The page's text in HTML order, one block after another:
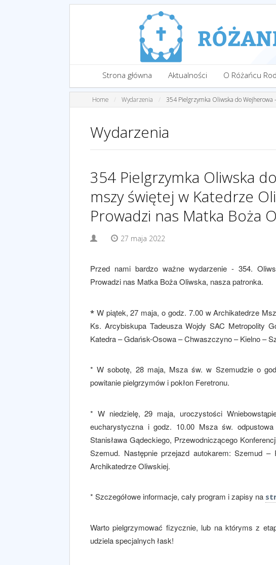
Strona główna Aktualności O Różańcu
Home Wydarzenia 354 Pielgrzymka Oliwska do
Wydarzenia
354 Pielgrzymka Oliwska
mszy świętej w Katedrze
Prowadzi nas Matka Boża
27 maja 2022
Przed nami bardzo ważne wydarzenie - 354.
Prowadzi nas Matka Boża Oliwska, nasza patronka.
* W piątek, 27 maja, o godz. 7.00 w Archikatedrze
Ks. Arcybiskupa Tadeusza Wojdy SAC Metropolity
Katedra – Gdańsk-Osowa – Chwaszczyno – Kielno –
* W sobotę, 28 maja, Msza św. w Szemudzie o
powitanie pielgrzymów i pokłon Feretronu.
* W niedzielę, 29 maja, uroczystości
eucharystyczna i godz. 10.00 Msza św.
Stanisława Gądeckiego, Przewodniczącego
Szemud. Następnie przejazd autokarem: Szemud
Archikatedrze Oliwskiej.
* Szczegółowe informacje, cały program i zapisy na
Warto pielgrzymować fizycznie, lub na któryms z
udziela specjalnych łask!